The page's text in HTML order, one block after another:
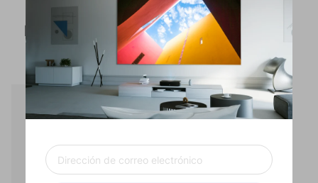
Drop Down ALR
Projector Screen
Download >